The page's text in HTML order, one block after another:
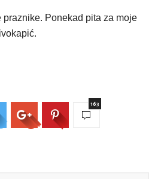
praznike. Ponekad pita za moje
163